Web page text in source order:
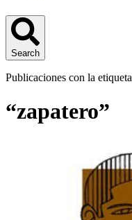
Search
Publicaciones con la etiqueta
“zapatero”